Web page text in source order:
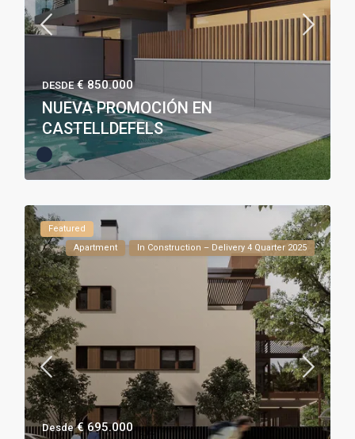
DESDE€ 850.000
NUEVA PROMOCIÓN EN
CASTELLDEFELS
Featured
Apartment
In Construction – Delivery 4 Quarter 2025
Desde€ 695.000